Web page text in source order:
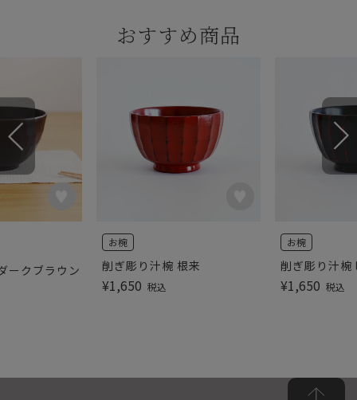
おすすめ商品
ークブラウン 削ぎ彫り汁椀 根来
お椀
¥1,650 税込
削ぎ彫り汁椀
お椀
¥1,650 税込